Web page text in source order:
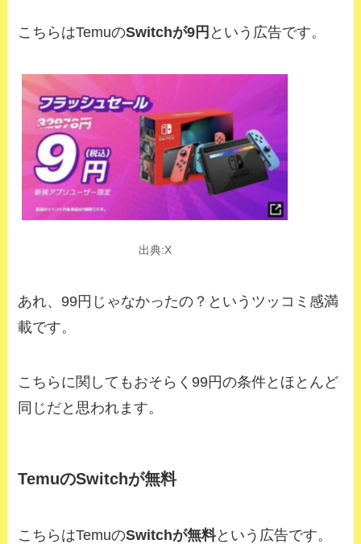
こちらはTemuのSwitchが9円 という広告です。
出典:X
あれ、99円じゃなかったの？というツッコミ感満
載です。
こちらに関してもおそらく99円の条件とほとんど
同じだと思われます。
TemuのSwitchが無料
こちらはTemuのSwitchが無料という広告です。